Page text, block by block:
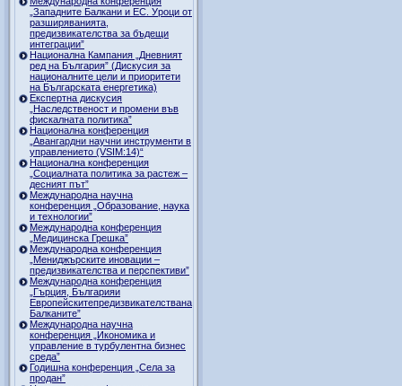
„Западните Балкани и ЕС. Уроци от
разширяванията,
предизвикателства за бъдещи
интеграции”
Национална Кампания „Дневният
ред на България” (Дискусия за
националните цели и приоритети
на Българската енергетика)
Експертна дискусия
„Наследственост и промени във
фискалната политика”
Национална конференция
„Авангардни научни инструменти в
управлението (VSIM:14)“
Национална конференция
„Социалната политика за растеж –
десният път”
Международна научна
конференция „Образование, наука
и технологии”
Международна конференция
„Медицинска Грешка”
Международна конференция
„Мениджърските иновации –
предизвикателства и перспективи”
Международна конференция
„Гърция, Българияи
Европейскитепредизвикателствана
Балканите”
Международна научна
конференция „Икономика и
управление в турбулентна бизнес
среда”
Годишна конференция „Селa за
продан”